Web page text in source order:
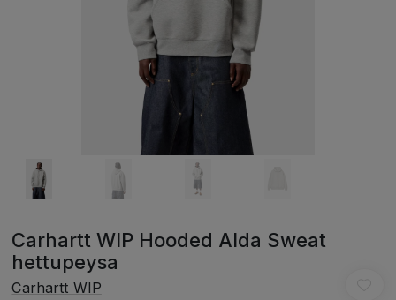
Carhartt WIP Hooded Alda Sweat
hettupeysa
Carhartt WIP